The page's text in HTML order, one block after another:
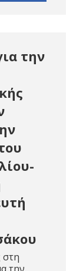
την
στη